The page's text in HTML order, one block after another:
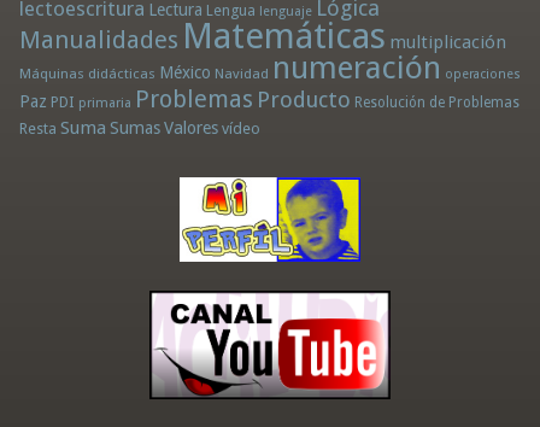
lectoescritura Lectura Lengua lenguaje Lógica
Manualidades Matemáticas multiplicación
Máquinas didácticas México Navidad numeración operaciones
Paz PDI primaria Problemas Producto Resolución de Problemas
Resta Suma Sumas Valores vídeo